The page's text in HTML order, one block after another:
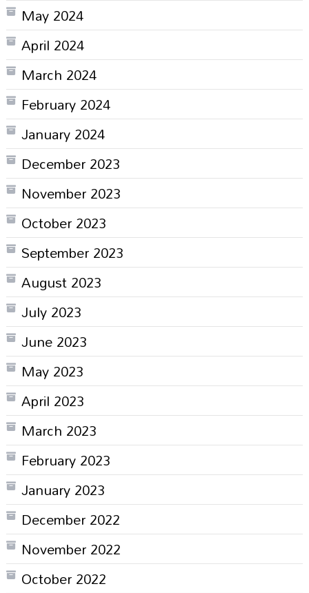
May 2024
April 2024
March 2024
February 2024
January 2024
December 2023
November 2023
October 2023
September 2023
August 2023
July 2023
June 2023
May 2023
April 2023
March 2023
February 2023
January 2023
December 2022
November 2022
October 2022